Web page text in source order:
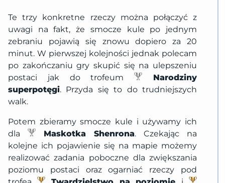
Te trzy konkretne rzeczy można połączyć z
uwagi na fakt, że smocze kule po jednym
zebraniu pojawią się znowu dopiero za 20
minut. W pierwszej kolejności jednak polecam
po zakończaniu gry skupić się na ulepszeniu
postaci jak do trofeum
Narodziny
superpotęgi. Przyda się to do trudniejszych
walk.
Potem zbieramy smocze kule i używamy ich
dla
Maskotka Shenrona. Czekając na
kolejne ich pojawienie się na mapie możemy
realizować zadania poboczne dla zwiększania
poziomu postaci oraz ogarniać rzeczy pod